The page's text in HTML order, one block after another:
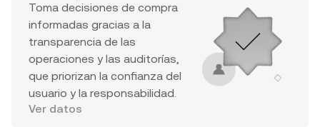
Toma decisiones de compra
informadas gracias a la
transparencia de las
operaciones y las auditorías,
que priorizan la confianza del
usuario y la responsabilidad.
Ver datos